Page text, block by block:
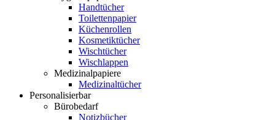
Handtücher
Toilettenpapier
Küchenrollen
Kosmetiktücher
Wischtücher
Wischlappen
Medizinalpapiere
Medizinaltücher
Personalisierbar
Bürobedarf
Notizbücher